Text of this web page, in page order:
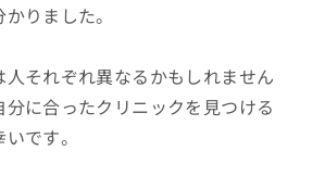
りました。
それぞれ異なるかもしれません
に合ったクリニックを見つける
です。